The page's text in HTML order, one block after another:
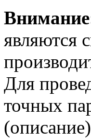
являются
Для
точных